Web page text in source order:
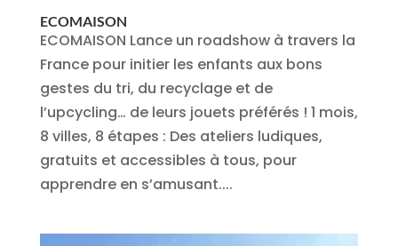
ECOMAISON
ECOMAISON Lance un roadshow à travers la
France pour initier les enfants aux bons
gestes du tri, du recyclage et de
l’upcycling… de leurs jouets préférés ! 1 mois,
8 villes, 8 étapes : Des ateliers ludiques,
gratuits et accessibles à tous, pour
apprendre en s’amusant....